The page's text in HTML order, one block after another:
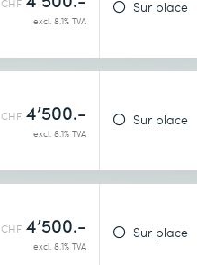
CHF
excl. 8.1% TVA
Sur place
CHF 4’500.-
excl. 8.1% TVA
Sur place
CHF 4’500.-
excl. 8.1% TVA
Sur place